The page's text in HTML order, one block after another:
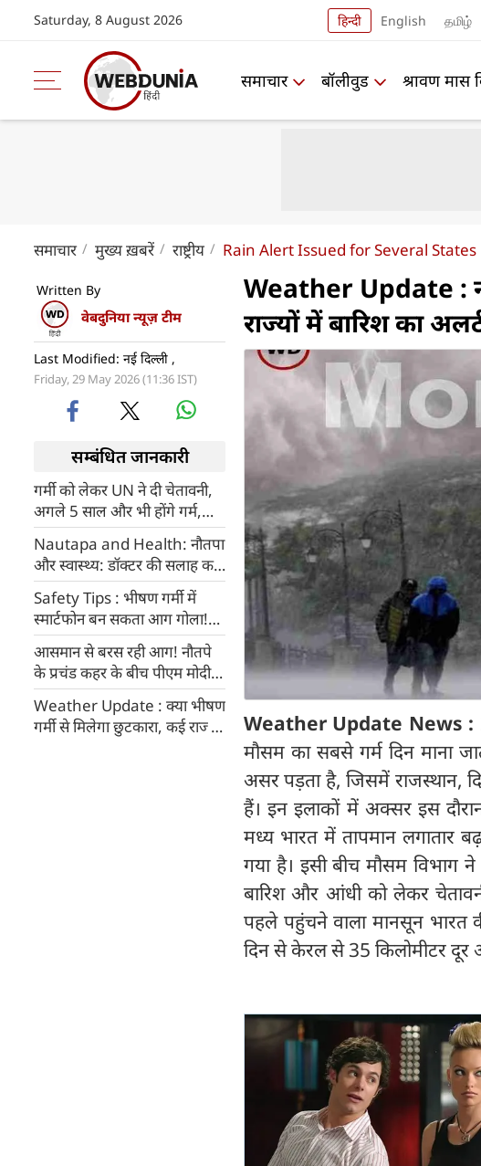
Saturday, 8 August 2026 हिन्दी English தமிழ்
समाचार बॉलीवुड श्रावण मास
समाचार मुख्य ख़बरें राष्ट्रीय Rain Alert Issued for Several
Written By
वेबदुनिया न्यूज़ टीम
Last Modified: नई दिल्ली ,
Friday, 29 May 2026 (11:36 IST)
सम्बंधित जानकारी
गर्मी को लेकर UN ने दी चेतावनी,
अगले 5 साल और भी होंगे गर्म,
टूटेंगे तापमान के रिकॉर्ड
Nautapa and Health: नौतपा
और स्वास्थ्य: डॉक्टर की सलाह कब
है जरूरी?
Safety Tips : भीषण गर्मी में
स्मार्टफोन बन सकता आग गोला!
ओवरहीटिंग से बचाने के लिए
अपनाएं ये आसान टिप्स
आसमान से बरस रही आग! नौतपे
के प्रचंड कहर के बीच पीएम मोदी ने
दी बड़ी सलाह
Weather Update : क्‍या भीषण
गर्मी से मिलेगा छुटकारा, कई राज्यों
Weather Update :
राज्‍यों में बारिश का
Weather Update News :
मौसम का सबसे गर्म दिन माना
असर पड़ता है, जिसमें राजस्थान,
हैं। इन इलाकों में अक्सर इस
मध्य भारत में तापमान लगातार
गया है। इसी बीच मौसम विभाग
बारिश और आंधी को लेकर
पहले पहुंचने वाला मानसून
दिन से केरल से 35 किलोमीटर